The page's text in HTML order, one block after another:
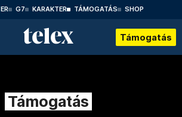
G7 KARAKTER TÁMOGATÁS SHOP
Támogatás
Támogatás